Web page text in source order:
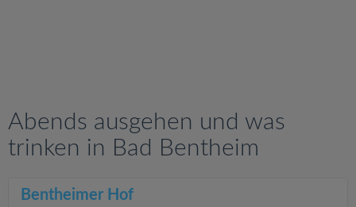
Abends ausgehen und was
trinken in Bad Bentheim
Bentheimer Hof